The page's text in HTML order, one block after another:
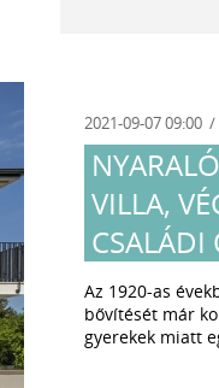
2021-09-07 09:00
VILLA,
Az 1920-as
bővítését már
gyerekek miatt